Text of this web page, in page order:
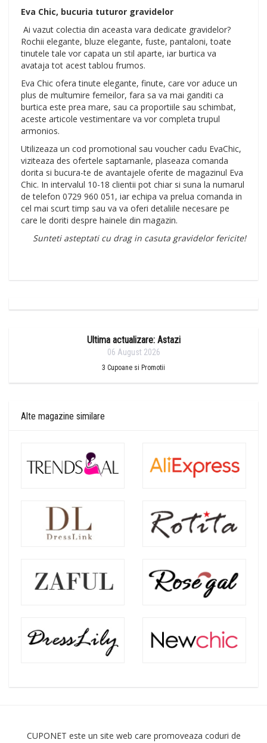
Eva Chic, bucuria tuturor gravidelor
Ai vazut colectia din aceasta vara dedicate gravidelor?
Rochii elegante, bluze elegante, fuste, pantaloni, toate
tinutele tale vor capata un stil aparte, iar burtica va
avataja tot acest tablou frumos.
Eva Chic ofera tinute elegante, finute, care vor aduce un
plus de multumire femeilor, fara sa va mai ganditi ca
burtica este prea mare, sau ca proportiile sau schimbat,
aceste articole vestimentare va vor completa trupul
armonios.
Utilizeaza un cod promotional sau voucher cadu EvaChic,
viziteaza des ofertele saptamanle, plaseaza comanda
dorita si bucura-te de avantajele oferite de magazinul Eva
Chic. In intervalul 10-18 clientii pot chiar si suna la numarul
de telefon 0729 960 051, iar echipa va prelua comanda in
cel mai scurt timp sau va va oferi detaliile necesare pe
care le doriti despre hainele din magazin.
Sunteti asteptati cu drag in casuta gravidelor fericite!
Ultima actualizare: Astazi
06 August 2026
3 Cupoane si Promotii
Alte magazine similare
CUPONET este un site web care promoveaza coduri de